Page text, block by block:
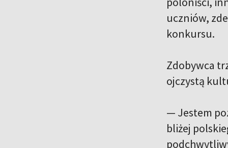
uczniów,
konkursu.
Zdobywca
ojczystą
— Jestem
bliżej